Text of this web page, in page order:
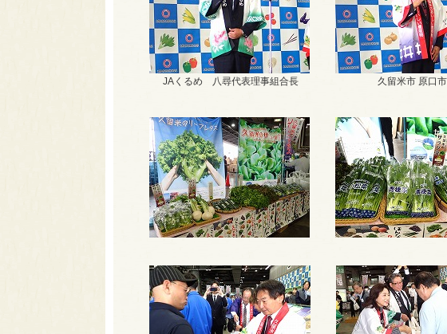
JAくるめ 八尋代表理事組合長 久留米市 原口